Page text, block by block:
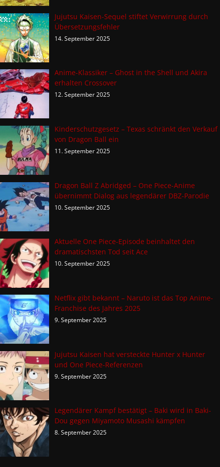
Jujutsu Kaisen-Sequel stiftet Verwirrung durch
Übersetzungsfehler
14. September 2025
Anime-Klassiker – Ghost in the Shell und Akira
erhalten Crossover
12. September 2025
Kinderschutzgesetz – Texas schränkt den Verkauf
von Dragon Ball ein
11. September 2025
Dragon Ball Z Abridged – One Piece-Anime
übernimmt Dialog aus legendärer DBZ-Parodie
10. September 2025
Aktuelle One Piece-Episode beinhaltet den
dramatischsten Tod seit Ace
10. September 2025
Netflix gibt bekannt – Naruto ist das Top Anime-
Franchise des Jahres 2025
9. September 2025
Jujutsu Kaisen hat versteckte Hunter x Hunter
und One Piece-Referenzen
9. September 2025
Legendärer Kampf bestätigt – Baki wird in Baki-
Dou gegen Miyamoto Musashi kämpfen
8. September 2025